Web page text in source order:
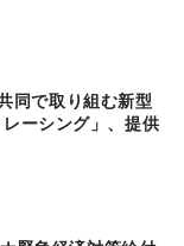
で取り組む新型
ーシング」、提供